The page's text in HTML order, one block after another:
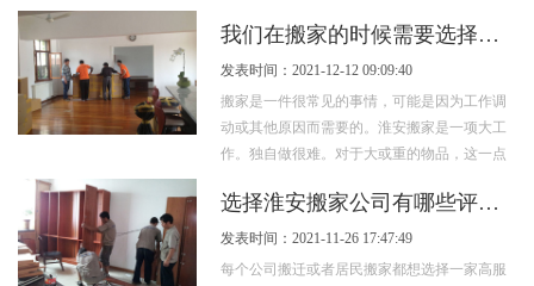
我们在搬家的时候需要选择一个正规的淮安搬家公司，可以省去很多麻烦!
发表时间：2021-12-12 09:09:40
搬家是一件很常见的事情，可能是因为工作调
动或其他原因而需要的。淮安搬家是一项大工
作。独自做很难。对于大或重的物品，这一点
选择淮安搬家公司有哪些评定标准呢？
发表时间：2021-11-26 17:47:49
每个公司搬迁或者居民搬家都想选择一家高服